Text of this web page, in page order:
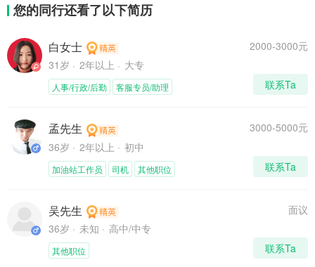
您的同行还看了以下简历
2000-3000元
白女士
31岁 2年以上
大专
联系Ta
人事/行政/后勤 客服专员/助理
3000-5000元
孟先生
36岁 2年以上
初中
联系Ta
加油站工作员 司机 其他职位
面议
吴先生
36岁 未知
高中/中专
联系Ta
其他职位